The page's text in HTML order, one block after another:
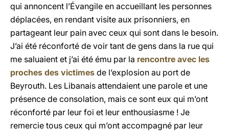
qui annoncent l’Évangile en accueillant les personnes
déplacées, en rendant visite aux prisonniers, en
partageant leur pain avec ceux qui sont dans le besoin.
J’ai été réconforté de voir tant de gens dans la rue qui
me saluaient et j’ai été ému par la rencontre avec les
proches des victimes de l’explosion au port de
Beyrouth. Les Libanais attendaient une parole et une
présence de consolation, mais ce sont eux qui m’ont
réconforté par leur foi et leur enthousiasme ! Je
remercie tous ceux qui m’ont accompagné par leur